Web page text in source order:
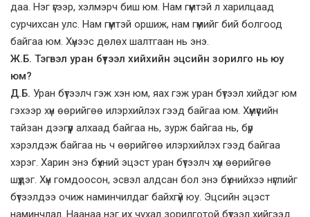
даа. Нэг үгээр, хэлмэрч биш юм. Нам гүмтэй л харилцаад
сурчихсан улс. Нам гүмтэй оршиж, нам гүмийг бий болгоод
байгаа юм. Хүнээс дөлөх шалтгаан нь энэ.
Ж.Б. Тэгвэл уран бүтээл хийхийн эцсийн зорилго нь юу
юм?
Д.Б. Уран бүтээлч гэж хэн юм, яах гэж уран бүтээл хийдэг юм
гэхээр хүн өөрийгөө илэрхийлэх гээд байгаа юм. Хүмүүсийн
тайзан дээгүүр алхаад байгаа нь, зурж байгаа нь, бүр
хэрэлдэж байгаа нь ч өөрийгөө илэрхийлэх гээд байгаа
хэрэг. Харин энэ бүхний эцэст уран бүтээлч хүн өөрийгөө
шүүдэг. Хүн гомдоосон, эсвэл алдсан бол энэ бүхнийхээ нүглийг
бүтээлдээ очиж наминчилдаг байхгүй юу. Эцсийн эцэст
наминчлал. Наанаа нэг их чухал зорилготой бүтээл хийгээд